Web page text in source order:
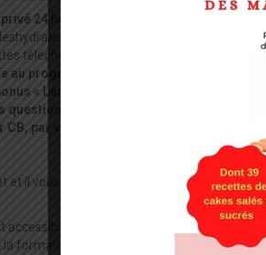
24 heures sur 24 et 7 jours sur 7.
fermenter, réaliser des desserts
téléchargeables en PDF et du descriptif
au programme et au forum de la
« Les produits laitiers végétaux » + «
questions directement sous chaque vidéo.
par virement , par chèque et même en
il vous apportera toutes les connaissances
dans sa totalité dès votre
formation.